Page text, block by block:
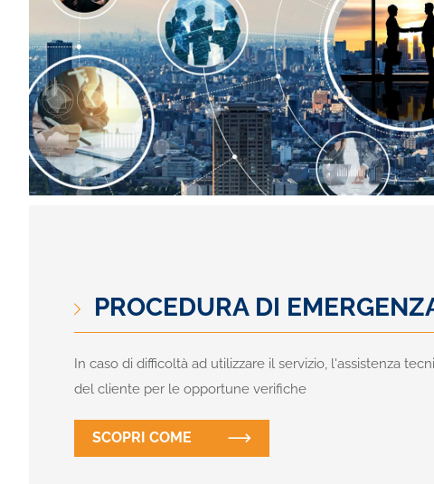
PROCEDURA DI
In caso di difficoltà ad utilizzare il servizio, l'assistenza
del cliente per le opportune verifiche
SCOPRI COME